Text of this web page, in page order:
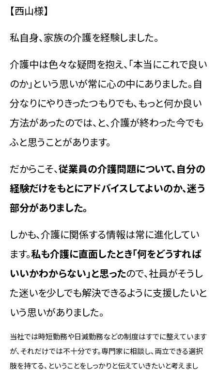
【西山様】
私自身、家族の介護を経験しました。
介護中は色々な疑問を抱え、「本当にこれで良い
のか」という思いが常に心の中にありました。自
分なりにやりきったつもりでも、もっと何か良い
方法があったのでは、と、介護が終わった今でも
ふと思うことがあります。
だからこそ、従業員の介護問題について、自分の
経験だけをもとにアドバイスしてよいのか、迷う
部分がありました。
しかも、介護に関係する情報は常に進化してい
ます。私も介護に直面したとき「何をどうすれば
いいかわからない」と思ったので、社員がそうし
た迷いを少しでも解決できるように支援したいと
いう思いがありました。
当社では時短勤務や日減勤務などの制度はすでに整えています
が、それだけでは不十分です。専門家に相談し、両立できる選択
肢を持てる、ということをしっかりと伝えていきたいと考えまし